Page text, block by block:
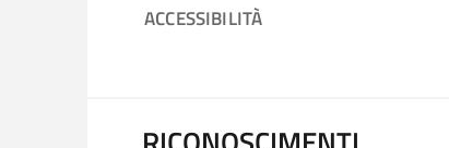
ACCESSIBILITÀ